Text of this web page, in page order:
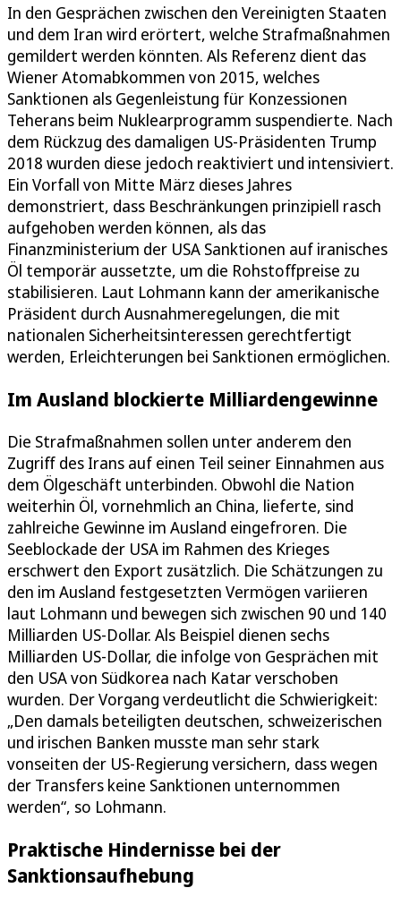
In den Gesprächen zwischen den Vereinigten Staaten
und dem Iran wird erörtert, welche Strafmaßnahmen
gemildert werden könnten. Als Referenz dient das
Wiener Atomabkommen von 2015, welches
Sanktionen als Gegenleistung für Konzessionen
Teherans beim Nuklearprogramm suspendierte. Nach
dem Rückzug des damaligen US-Präsidenten Trump
2018 wurden diese jedoch reaktiviert und intensiviert.
Ein Vorfall von Mitte März dieses Jahres
demonstriert, dass Beschränkungen prinzipiell rasch
aufgehoben werden können, als das
Finanzministerium der USA Sanktionen auf iranisches
Öl temporär aussetzte, um die Rohstoffpreise zu
stabilisieren. Laut Lohmann kann der amerikanische
Präsident durch Ausnahmeregelungen, die mit
nationalen Sicherheitsinteressen gerechtfertigt
werden, Erleichterungen bei Sanktionen ermöglichen.
Im Ausland blockierte Milliardengewinne
Die Strafmaßnahmen sollen unter anderem den
Zugriff des Irans auf einen Teil seiner Einnahmen aus
dem Ölgeschäft unterbinden. Obwohl die Nation
weiterhin Öl, vornehmlich an China, lieferte, sind
zahlreiche Gewinne im Ausland eingefroren. Die
Seeblockade der USA im Rahmen des Krieges
erschwert den Export zusätzlich. Die Schätzungen zu
den im Ausland festgesetzten Vermögen variieren
laut Lohmann und bewegen sich zwischen 90 und 140
Milliarden US-Dollar. Als Beispiel dienen sechs
Milliarden US-Dollar, die infolge von Gesprächen mit
den USA von Südkorea nach Katar verschoben
wurden. Der Vorgang verdeutlicht die Schwierigkeit:
„Den damals beteiligten deutschen, schweizerischen
und irischen Banken musste man sehr stark
vonseiten der US-Regierung versichern, dass wegen
der Transfers keine Sanktionen unternommen
werden“, so Lohmann.
Praktische Hindernisse bei der
Sanktionsaufhebung